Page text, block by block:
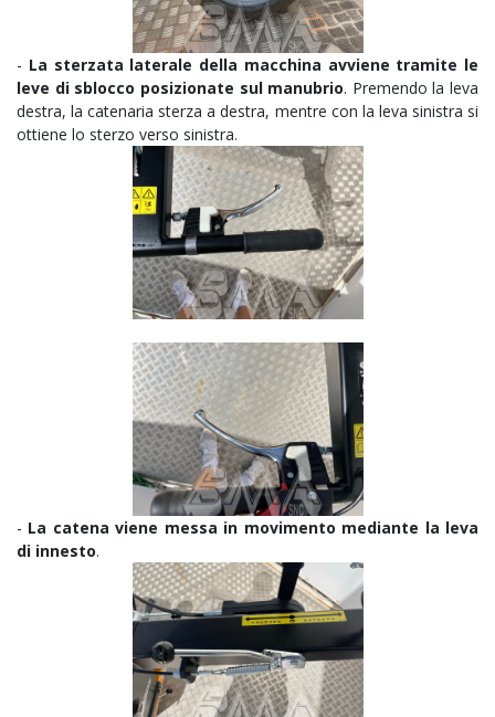
- La sterzata laterale della macchina avviene tramite le
leve di sblocco posizionate sul manubrio. Premendo la leva
destra, la catenaria sterza a destra, mentre con la leva sinistra si
ottiene lo sterzo verso sinistra.
- La catena viene messa in movimento mediante la leva
di innesto.